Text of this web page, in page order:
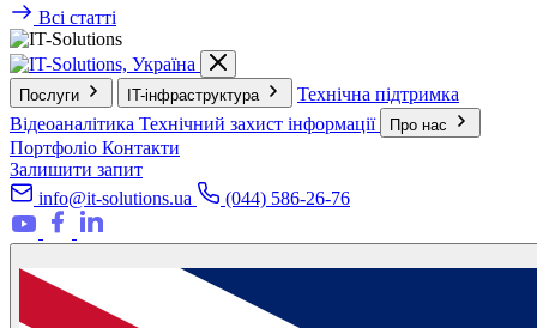
Всі статті
Послуги IT-інфраструктура
Технічна підтримка
Відеоаналітика Технічний захист інформації Про нас
Портфоліо Контакти
Залишити запит
info@it-solutions.ua
(044) 586-26-76